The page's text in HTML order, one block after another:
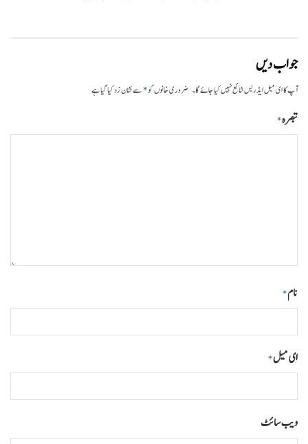
جواب دیں
آپ کا ای میل ایڈریس شائع نہیں کیا جائے گا۔ ضروری خانوں کو*سے نشان زد کیا گیا ہے
تبصرہ*
نام*
ای میل*
ویب‌ سائٹ